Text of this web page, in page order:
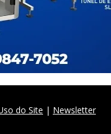
do Site | Newsletter